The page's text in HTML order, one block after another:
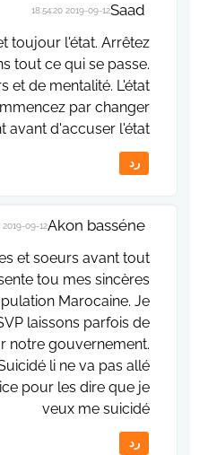
Saad
2019-09-12 18:54:20
toujour l'état. Arrêtez
tout ce qui se passe.
et de mentalité. L'état
par changer
d'accuser l'état.
رد
Akon basséne
2019-09-12 17:45:03
et soeurs avant tout
tou mes sincères
Marocaine. Je
laissons parfois de
notre gouvernement.
li ne va pas allé
pour les dire que je
veux me suicidé
رد